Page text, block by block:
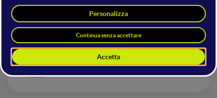
Tik Tok Ads: una nuova casa
vivace e coinvolgente per il
proprio business
Lucia Guerra
Digital Marketing Strategist